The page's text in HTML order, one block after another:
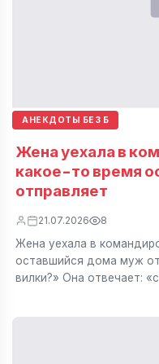
АНЕКДОТЫ БЕЗ Б
Жена уехала в
какое-то время
отправляет
21.07.2026 8
Жена уехала в
оставшийся дома муж
вилки?» Она отвечает: